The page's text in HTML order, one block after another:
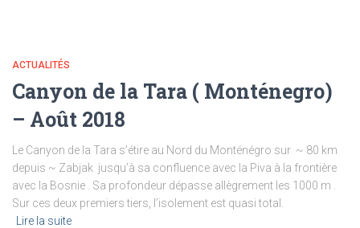
ACTUALITÉS
Canyon de la Tara ( Monténegro)
– Août 2018
Le Canyon de la Tara s’étire au Nord du Monténégro sur ~ 80 km
depuis ~ Zabjak jusqu’à sa confluence avec la Piva à la frontière
avec la Bosnie . Sa profondeur dépasse allègrement les 1000 m .
Sur ces deux premiers tiers, l’isolement est quasi total.
Lire la suite